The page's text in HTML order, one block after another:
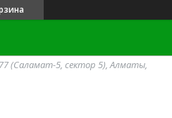
(Саламат-5, сектор 5), Алматы,